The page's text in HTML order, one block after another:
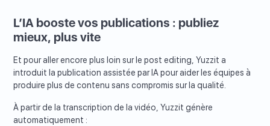
L’IA booste vos publications : publiez
mieux, plus vite
Et pour aller encore plus loin sur le post editing, Yuzzit a
introduit la publication assistée par IA pour aider les équipes à
produire plus de contenu sans compromis sur la qualité.
À partir de la transcription de la vidéo, Yuzzit génère
automatiquement :